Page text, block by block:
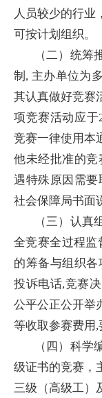
人员较少的行业
可按计划组织。
（二）统
制, 主办单位为
其认真做好竞赛
项竞赛活动应于
竞赛一律使用本
他未经批准的
遇特殊原因需
社会保障局书面
（三）认真
全竞赛全过程监
的筹备与组织
投诉电话,竞赛
公平公正公开举
等收取参赛费用,
（四）科
级证书的竞赛，
三级（高级工）